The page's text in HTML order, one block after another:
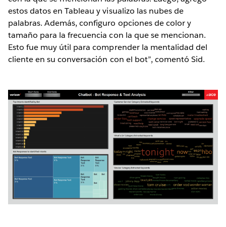
estos datos en Tableau y visualizo las nubes de
palabras. Además, configuro opciones de color y
tamaño para la frecuencia con la que se mencionan.
Esto fue muy útil para comprender la mentalidad del
cliente en su conversación con el bot”, comentó Sid.